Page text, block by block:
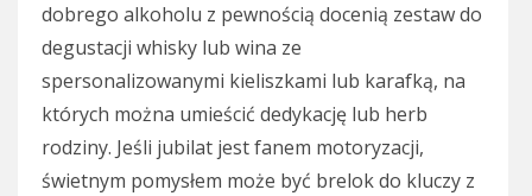
dobrego alkoholu z pewnością docenią zestaw do
degustacji whisky lub wina ze
spersonalizowanymi kieliszkami lub karafką, na
których można umieścić dedykację lub herb
rodziny. Jeśli jubilat jest fanem motoryzacji,
świetnym pomysłem może być brelok do kluczy z